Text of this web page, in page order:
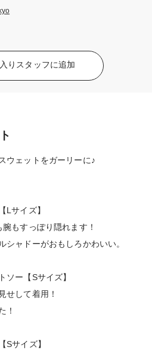
りスタッフに追加
ウェットをガーリーに♪
Lサイズ】
もすっぽり隠れます！
シャドーがおもしろかわいい。
ソー【Sサイズ】
せして着用！
！
Sサイズ】